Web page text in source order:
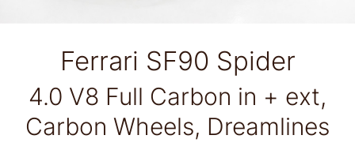
Ferrari SF90 Spider
4.0 V8 Full Carbon in + ext,
Carbon Wheels, Dreamlines